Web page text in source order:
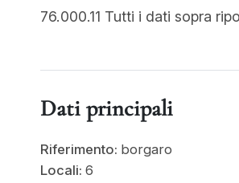
76.000.11 Tutti i dati sopra
Dati principali
Riferimento: borgaro
Locali: 6